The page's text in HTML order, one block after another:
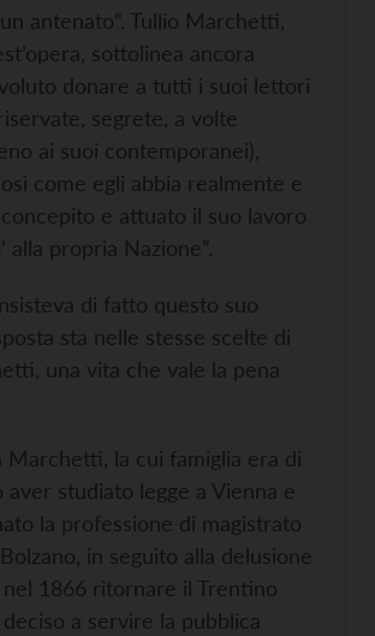
antenato”. Tullio Marchetti,
sottolinea ancora
donare a tutti i suoi lettori
segrete, a volte
ai suoi contemporanei),
come egli abbia realmente e
e attuato il suo lavoro
alla propria Nazione”.
di fatto questo suo
sta nelle stesse scelte di
una vita che vale la pena
Marchetti, la cui famiglia era di
aver studiato legge a Vienna e
la professione di magistrato
in seguito alla delusione
1866 ritornare il Trentino
deciso a servire la pubblica